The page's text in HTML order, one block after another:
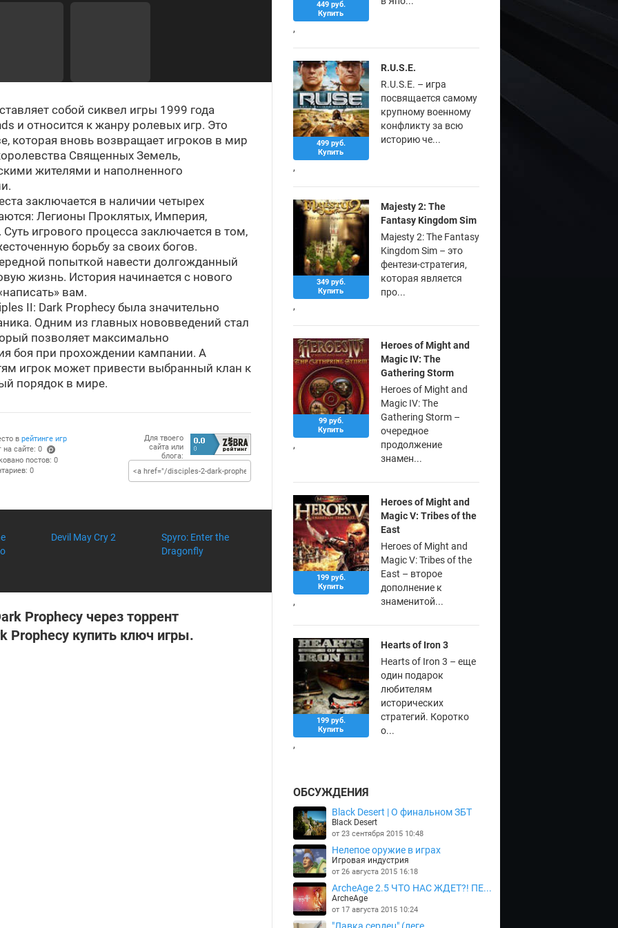
собой сиквел игры 1999 года
и относится к жанру ролевых игр. Это
которая вновь возвращает игроков в мир
Священных Земель,
жителями и наполненного
заключается в наличии четырех
Легионы Проклятых, Империя,
игрового процесса заключается в том,
борьбу за своих богов.
попыткой навести долгожданный
жизнь. История начинается с нового
вам.
II: Dark Prophecy была значительно
Одним из главных нововведений стал
позволяет максимально
боя при прохождении кампании. А
игрок может привести выбранный клан к
порядок в мире.
в рейтинге игр
на сайте: 0
(po
постов: 0
0
Для твоего
сайта или
блога:
Devil May Cry 2
Spyro: Enter the
Dragonfly
Prophecy через торрент
Prophecy купить ключ игры.
449 руб.
Купить
,
499 руб.
Купить
,
R.U.S.E.
R.U.S.E. – игра
посвящается самому
крупному военному
конфликту за всю
историю че...
349 руб.
Купить
,
Majesty 2: The
Fantasy Kingdom Sim
Majesty 2: The Fantasy
Kingdom Sim – это
фентези-стратегия,
которая является
про...
99 руб.
Купить
,
Heroes of Might and
Magic IV: The
Gathering Storm
Heroes of Might and
Magic IV: The
Gathering Storm –
очередное
продолжение
знамен...
199 руб.
Купить
,
Heroes of Might and
Magic V: Tribes of the
East
Heroes of Might and
Magic V: Tribes of the
East – второе
дополнение к
знаменитой...
199 руб.
Купить
,
Hearts of Iron 3
Hearts of Iron 3 – еще
один подарок
любителям
исторических
стратегий. Коротко
о...
ОБСУЖДЕНИЯ
Black Desert | О финальном ЗБТ
Black Desert
от 23 сентября 2015 10:48
Нелепое оружие в играх
Игровая индустрия
от 26 августа 2015 16:18
ArcheAge 2.5 ЧТО НАС ЖДЕТ?! ПЕ...
ArcheAge
от 17 августа 2015 10:24